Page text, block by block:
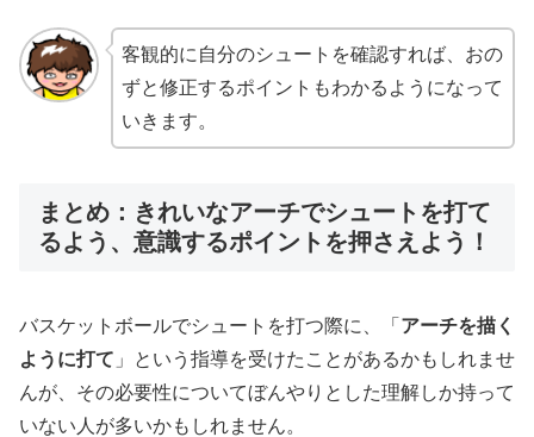
客観的に自分のシュートを確認すれば、おの
ずと修正するポイントもわかるようになって
いきます。
まとめ：きれいなアーチでシュートを打て
るよう、意識するポイントを押さえよう！
バスケットボールでシュートを打つ際に、「 アーチを描く
ように打て 」という指導を受けたことがあるかもしれませ
んが、その必要性についてぼんやりとした理解しか持って
いない人が多いかもしれません。